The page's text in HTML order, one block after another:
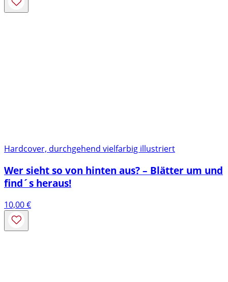
Hardcover, durchgehend vielfarbig illustriert
Wer sieht so von hinten aus? – Blätter um und
find´s heraus!
10,00€